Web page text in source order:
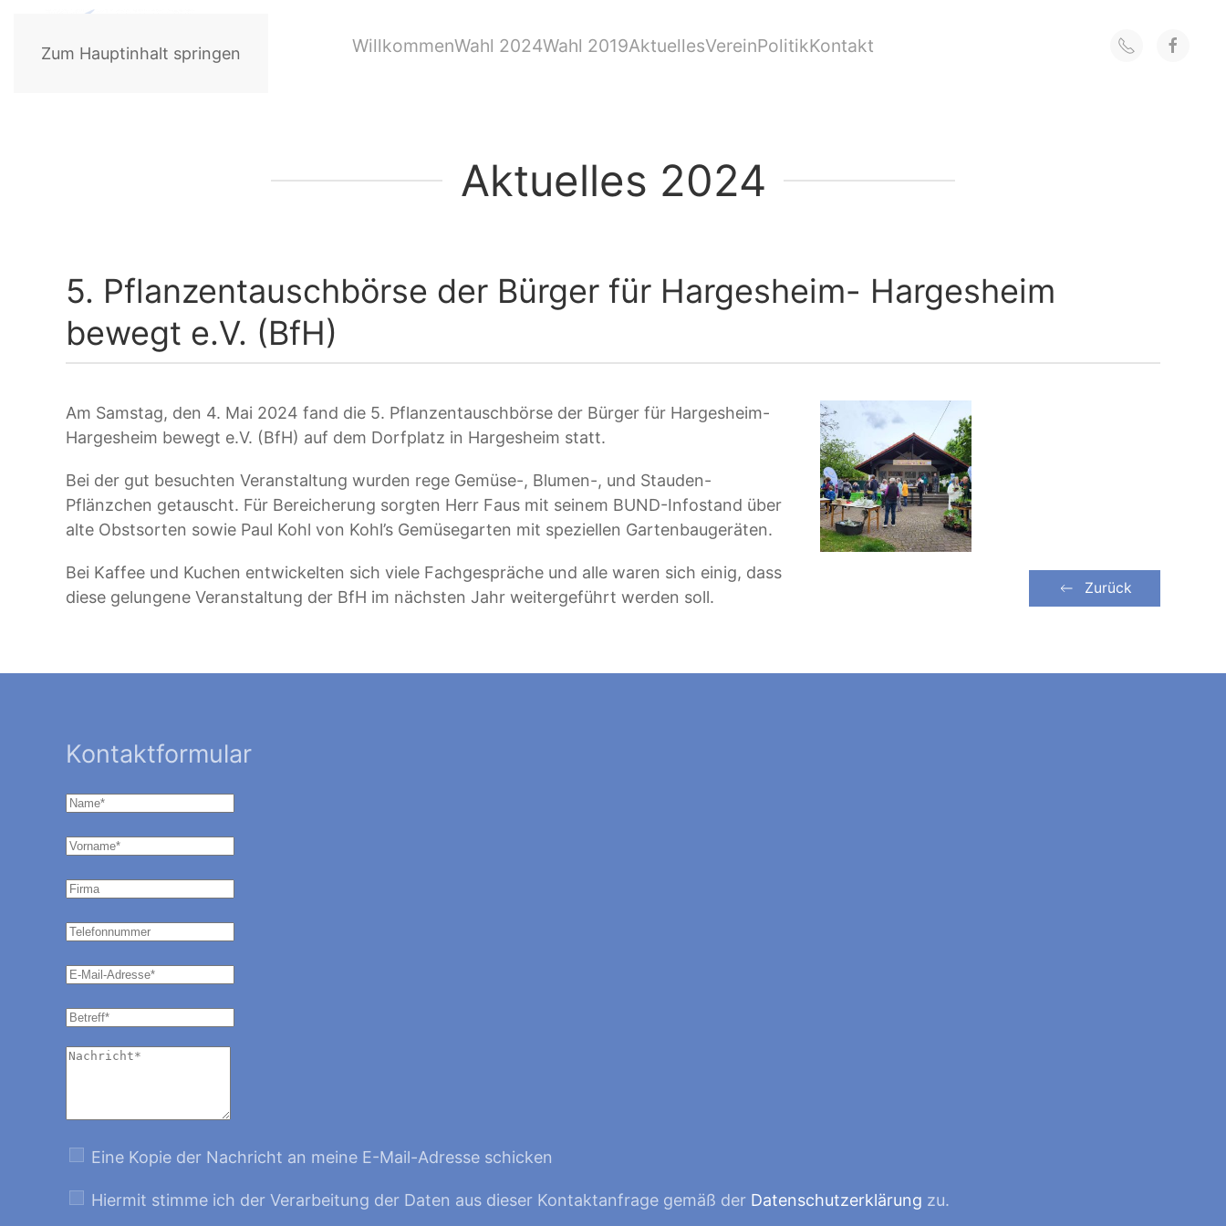
Zum Hauptinhalt springen WillkommenWahl 2024Wahl 2019AktuellesVereinPolitikKontakt
Aktuelles 2024
5. Pflanzentauschbörse der Bürger für Hargesheim- Hargesheim
bewegt e.V. (BfH)
Am Samstag, den 4. Mai 2024 fand die 5. Pflanzentauschbörse der Bürger für Hargesheim-
Hargesheim bewegt e.V. (BfH) auf dem Dorfplatz in Hargesheim statt.
Bei der gut besuchten Veranstaltung wurden rege Gemüse-, Blumen-, und Stauden-
Pflänzchen getauscht. Für Bereicherung sorgten Herr Faus mit seinem BUND-Infostand über
alte Obstsorten sowie Paul Kohl von Kohl’s Gemüsegarten mit speziellen Gartenbaugeräten.
Bei Kaffee und Kuchen entwickelten sich viele Fachgespräche und alle waren sich einig, dass
diese gelungene Veranstaltung der BfH im nächsten Jahr weitergeführt werden soll.
Zurück
Kontaktformular
Eine Kopie der Nachricht an meine E-Mail-Adresse schicken
Hiermit stimme ich der Verarbeitung der Daten aus dieser Kontaktanfrage gemäß der Datenschutzerklärung zu.